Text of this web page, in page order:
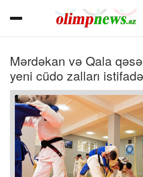
Mərdəkan və Qala
yeni cüdo zalları